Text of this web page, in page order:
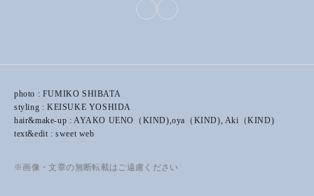
photo : FUMIKO SHIBATA
styling : KEISUKE YOSHIDA
hair&make-up : AYAKO UENO（KIND),oya（KIND), Aki（KIND)
text&edit : sweet web
※画像・文章の無断転載はご遠慮ください